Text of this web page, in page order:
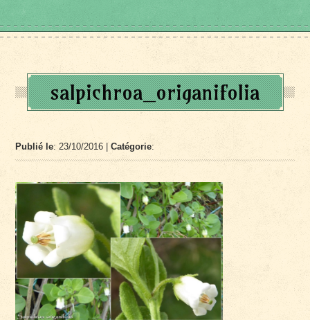
salpichroa_origanifolia
Publié le: 23/10/2016 |Catégorie: